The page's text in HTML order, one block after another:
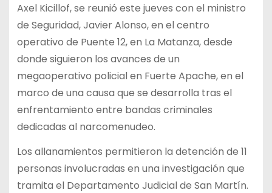
Axel Kicillof, se reunió este jueves con el ministro
de Seguridad, Javier Alonso, en el centro
operativo de Puente 12, en La Matanza, desde
donde siguieron los avances de un
megaoperativo policial en Fuerte Apache, en el
marco de una causa que se desarrolla tras el
enfrentamiento entre bandas criminales
dedicadas al narcomenudeo.
Los allanamientos permitieron la detención de 11
personas involucradas en una investigación que
tramita el Departamento Judicial de San Martín.